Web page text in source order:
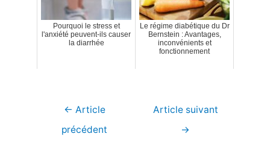
Pourquoi le stress et
l'anxiété peuvent-ils causer
la diarrhée
Le régime diabétique du Dr
Bernstein : Avantages,
inconvénients et
fonctionnement
Navigation
← Article
précédent
Article suivant
→